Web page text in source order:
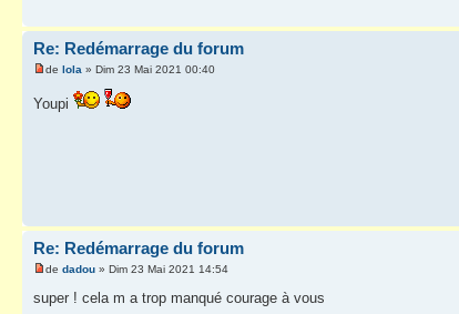
Re: Redémarrage du forum
de lola » Dim 23 Mai 2021 00:40
Youpi
Re: Redémarrage du forum
de dadou » Dim 23 Mai 2021 14:54
super ! cela m a trop manqué courage à vous